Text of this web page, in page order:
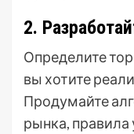
2.
Определите
вы хотите
Продумайте
рынка, правила